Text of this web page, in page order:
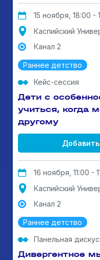
15 ноября, 18:00 -
Каспийский
Канал 2
Раннее детство
Кейс-сессия
Дети с
учиться, когда
другому
16 ноября, 11:00 -
Каспийский
Канал 2
Раннее детство
Панельная
Дивергентное